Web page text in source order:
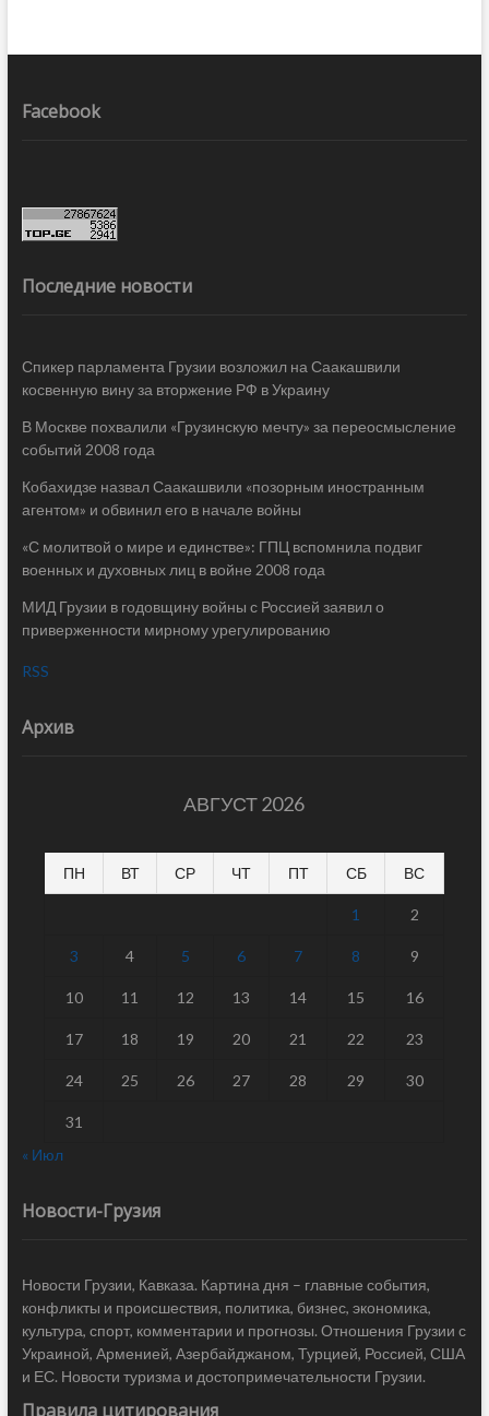
Facebook
Последние новости
Спикер парламента Грузии возложил на Саакашвили
косвенную вину за вторжение РФ в Украину
В Москве похвалили «Грузинскую мечту» за переосмысление
событий 2008 года
Кобахидзе назвал Саакашвили «позорным иностранным
агентом» и обвинил его в начале войны
«С молитвой о мире и единстве»: ГПЦ вспомнила подвиг
военных и духовных лиц в войне 2008 года
МИД Грузии в годовщину войны с Россией заявил о
приверженности мирному урегулированию
RSS
Архив
АВГУСТ 2026
ПН ВТ СР ЧТ ПТ СБ ВС
1 2
3 4 5 6 7 8 9
10 11 12 13 14 15 16
17 18 19 20 21 22 23
24 25 26 27 28 29 30
31
« Июл
Новости-Грузия
Новости Грузии, Кавказа. Картина дня – главные события,
конфликты и происшествия, политика, бизнес, экономика,
культура, спорт, комментарии и прогнозы. Отношения Грузии с
Украиной, Арменией, Азербайджаном, Турцией, Россией, США
и ЕС. Новости туризма и достопримечательности Грузии.
Правила цитирования